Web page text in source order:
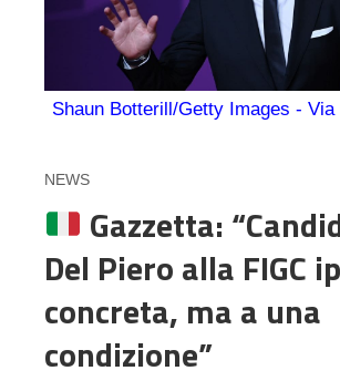
Shaun Botterill/Getty Images - Via
NEWS
Gazzetta:
Del Piero alla FIGC
concreta, ma a una
condizione”